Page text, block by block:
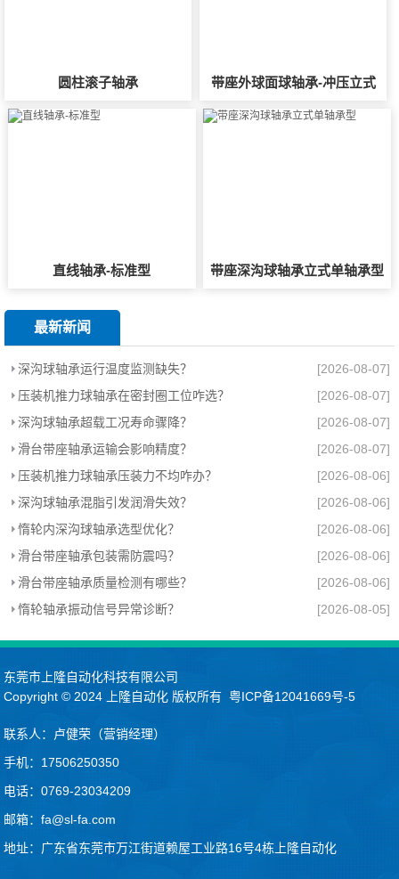
圆柱滚子轴承 带座外球面球轴承-冲压立式
直线轴承-标准型 带座深沟球轴承立式单轴承型
最新新闻
深沟球轴承运行温度监测缺失？
[2026-08-07]
压装机推力球轴承在密封圈工位咋选？
[2026-08-07]
深沟球轴承超载工况寿命骤降？
[2026-08-07]
滑台带座轴承运输会影响精度？
[2026-08-07]
压装机推力球轴承压装力不均咋办？
[2026-08-06]
深沟球轴承混脂引发润滑失效？
[2026-08-06]
惰轮内深沟球轴承选型优化？
[2026-08-06]
滑台带座轴承包装需防震吗？
[2026-08-06]
滑台带座轴承质量检测有哪些？
[2026-08-06]
惰轮轴承振动信号异常诊断？
[2026-08-05]
东莞市上隆自动化科技有限公司
Copyright © 2024
上隆自动化 版权所有粤ICP备12041669号-5
联系人：卢健荣（营销经理）
手机：17506250350
电话：0769-23034209
邮箱：fa@sl-fa.com
地址：广东省东莞市万江街道赖屋工业路16号4栋上隆自动化